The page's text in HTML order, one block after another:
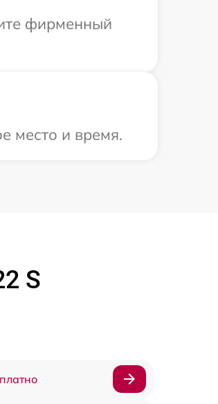
фирменный
место и время.
S